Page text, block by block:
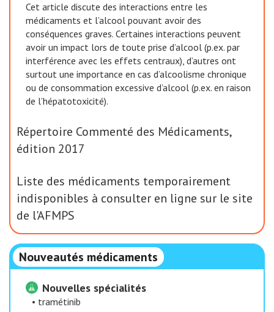
Cet article discute des interactions entre les
médicaments et l’alcool pouvant avoir des
conséquences graves. Certaines interactions peuvent
avoir un impact lors de toute prise d’alcool (p.ex. par
interférence avec les effets centraux), d’autres ont
surtout une importance en cas d’alcoolisme chronique
ou de consommation excessive d’alcool (p.ex. en raison
de l’hépatotoxicité).
Répertoire Commenté des Médicaments,
édition 2017
Liste des médicaments temporairement
indisponibles à consulter en ligne sur le site
de l'AFMPS
Nouveautés médicaments
Nouvelles spécialités
• tramétinib